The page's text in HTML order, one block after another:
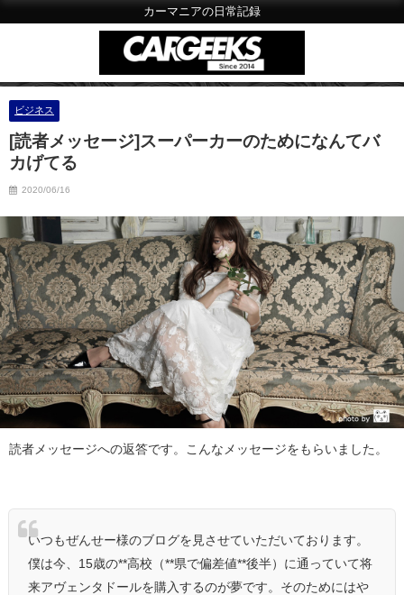
カーマニアの日常記録
ビジネス
[読者メッセージ]スーパーカーのためになんてバ
カげてる
2020/06/16
読者メッセージへの返答です。こんなメッセージをもらいました。
いつもぜんせー様のブログを見させていただいております。
僕は今、15歳の**高校（**県で偏差値**後半）に通っていて将
来アヴェンタドールを購入するのが夢です。そのためにはや